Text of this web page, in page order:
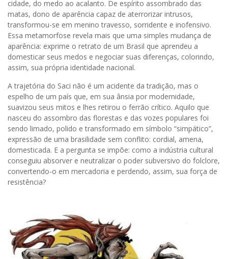
cidade, do medo ao acalanto. De espírito assombrado das
matas, dono de aparência capaz de aterrorizar intrusos,
transformou-se em menino travesso, sorridente e inofensivo.
Essa metamorfose revela mais que uma simples mudança de
aparência: exprime o retrato de um Brasil que aprendeu a
domesticar seus medos e negociar suas diferenças, colorindo,
assim, sua própria identidade nacional.
A trajetória do Saci não é um acidente da tradição, mas o
espelho de um país que, em sua ânsia por modernidade,
suavizou seus mitos e lhes retirou o ferrão crítico. Aquilo que
nasceu do assombro das florestas e das vozes populares foi
sendo limado, polido e transformado em símbolo “simpático”,
expressão de uma brasilidade sem conflito: cordial, amena,
domesticada. E a pergunta se impõe: como a indústria cultural
conseguiu absorver e neutralizar o poder subversivo do folclore,
convertendo-o em mercadoria e perdendo, assim, sua força de
resistência?